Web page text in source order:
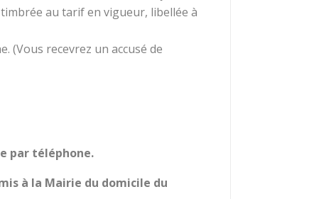
au tarif en vigueur, libellée à
(Vous recevrez un accusé de
par téléphone.
à la Mairie du domicile du